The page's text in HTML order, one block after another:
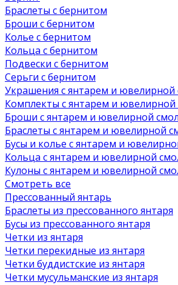
Браслеты с бернитом
Броши с бернитом
Колье с бернитом
Кольца с бернитом
Подвески с бернитом
Серьги с бернитом
Украшения с янтарем и ювелирной
Комплекты с янтарем и ювелирной
Броши с янтарем и ювелирной
Браслеты с янтарем и ювелирной
Бусы и колье с янтарем и
Кольца с янтарем и ювелирной
Кулоны с янтарем и ювелирной
Смотреть все
Прессованный янтарь
Браслеты из прессованного янтаря
Бусы из прессованного янтаря
Четки из янтаря
Четки перекидные из янтаря
Четки буддистские из янтаря
Четки мусульманские из янтаря